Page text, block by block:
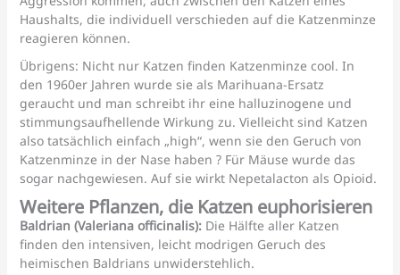
Haushalts, die individuell verschieden auf die Katzenminze
reagieren können.
Übrigens: Nicht nur Katzen finden Katzenminze cool. In
den 1960er Jahren wurde sie als Marihuana-Ersatz
geraucht und man schreibt ihr eine halluzinogene und
stimmungsaufhellende Wirkung zu. Vielleicht sind Katzen
also tatsächlich einfach „high“, wenn sie den Geruch von
Katzenminze in der Nase haben ? Für Mäuse wurde das
sogar nachgewiesen. Auf sie wirkt Nepetalacton als Opioid.
Weitere Pflanzen, die Katzen euphorisieren
Baldrian (Valeriana officinalis): Die Hälfte aller Katzen
finden den intensiven, leicht modrigen Geruch des
heimischen Baldrians unwiderstehlich.